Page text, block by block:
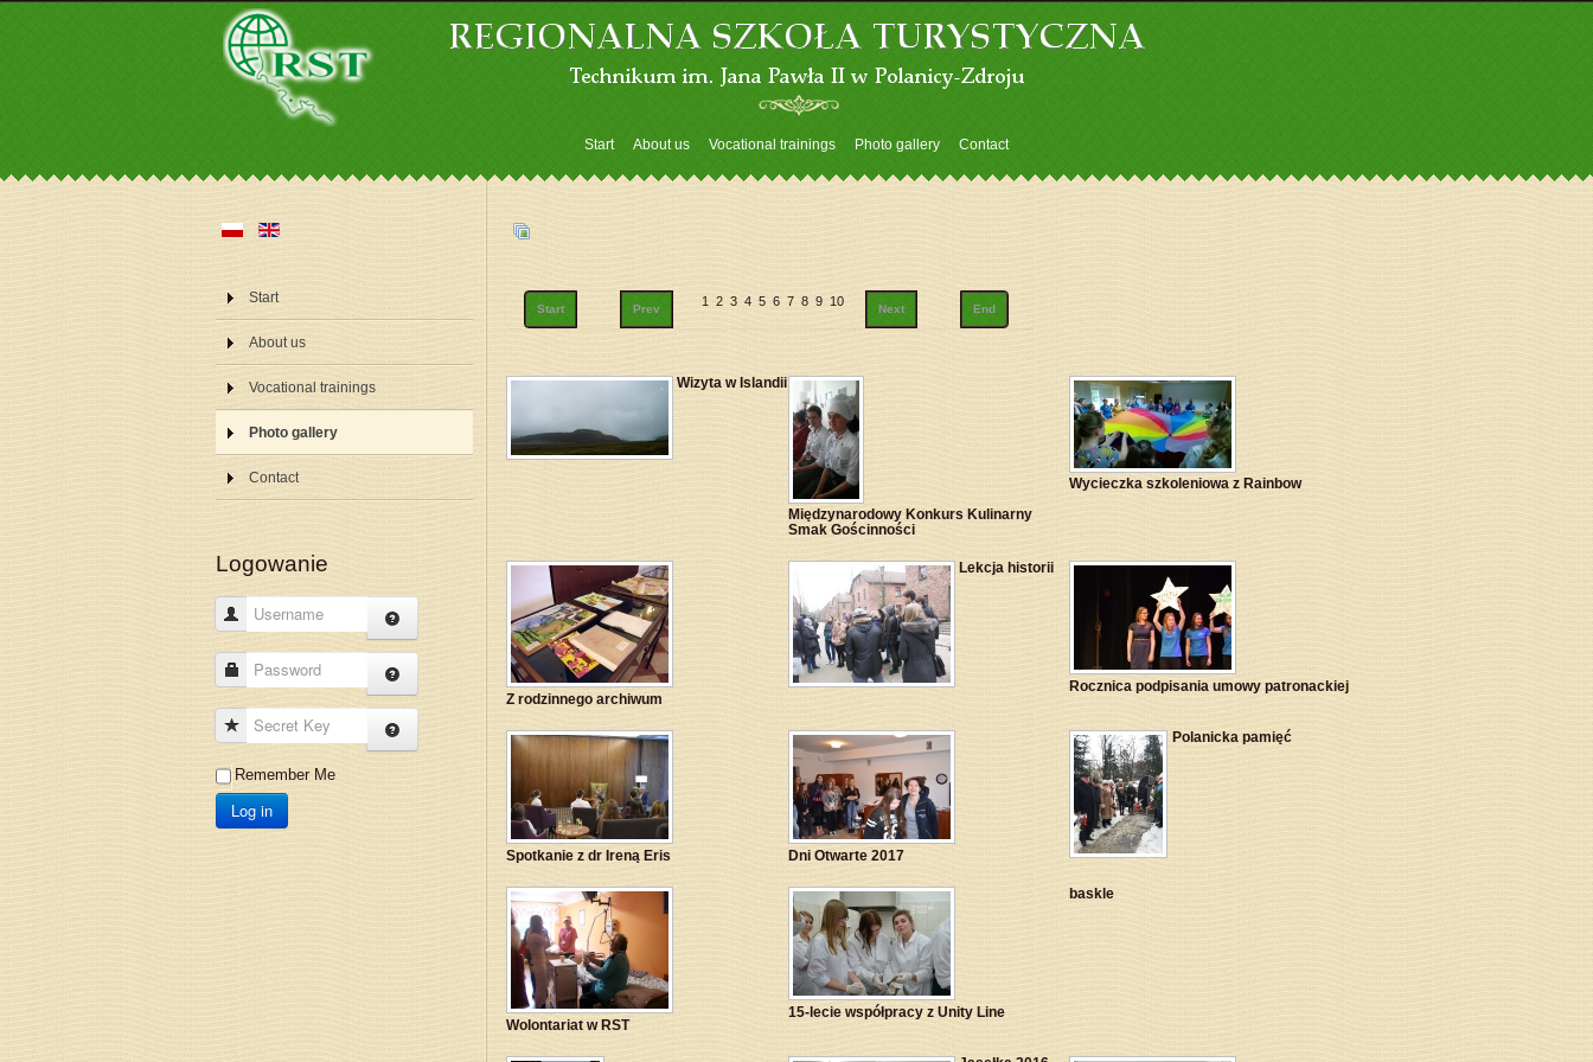
Start About us Vocational trainings Photo gallery Contact
Start Prev
1 2 3 4 5 6 7 8 9 10
Next End
Wizyta w Islandii
Międzynarodowy Konkurs Kulinarny
Smak Gościnności
Wycieczka szkoleniowa z Rainbow
Z rodzinnego archiwum
Lekcja historii
Rocznica podpisania umowy patronackiej
Spotkanie z dr Ireną Eris Dni Otwarte 2017
Polanicka pamięć
Wolontariat w RST
15-lecie współpracy z Unity Line
baskle
Start
About us
Vocational trainings
Photo gallery
Contact
Logowanie
Username
Password
Secret Key
Remember Me
Log in